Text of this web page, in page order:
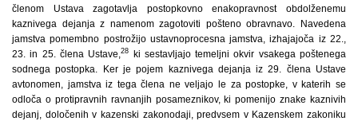
členom Ustava zagotavlja postopkovno enakopravnost obdolženemu
kaznivega dejanja z namenom zagotoviti pošteno obravnavo. Navedena
jamstva pomembno postrožijo ustavnoprocesna jamstva, izhajajoča iz 22.,
23. in 25. člena Ustave,28 ki sestavljajo temeljni okvir vsakega poštenega
sodnega postopka. Ker je pojem kaznivega dejanja iz 29. člena Ustave
avtonomen, jamstva iz tega člena ne veljajo le za postopke, v katerih se
odloča o protipravnih ravnanjih posameznikov, ki pomenijo znake kaznivih
dejanj, določenih v kazenski zakonodaji, predvsem v Kazenskem zakoniku